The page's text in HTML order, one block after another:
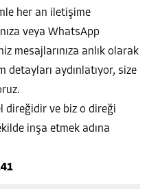
her an iletişime
veya WhatsApp
mesajlarınıza anlık olarak
detayları aydınlatıyor, size
direğidir ve biz o direği
inşa etmek adına